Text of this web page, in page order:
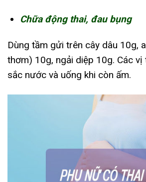
Chữa động thai, đau bụng
Dùng tầm gửi trên cây dâu 10g,
thơm) 10g, ngải diệp 10g. Các vị
sắc nước và uống khi còn ấm.